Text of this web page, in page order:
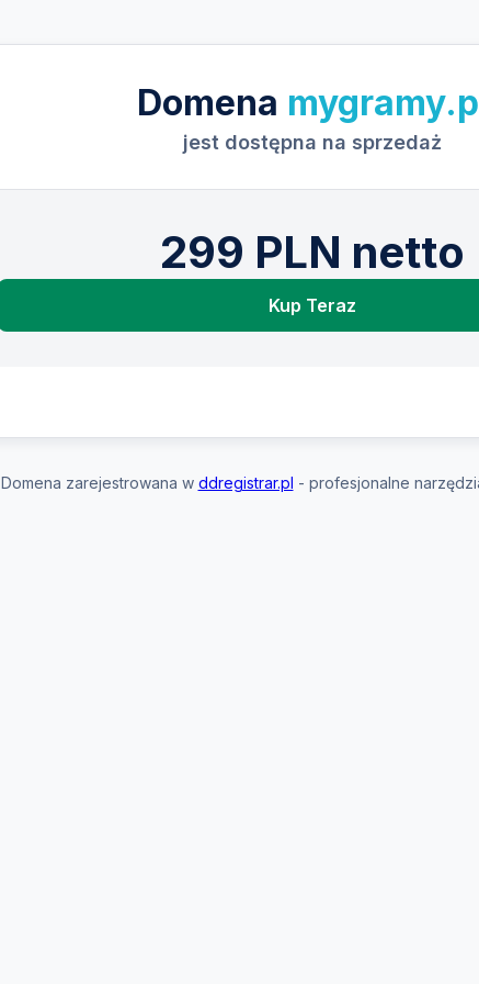
Domena
jest dostępna na sprzedaż
299 PLN netto
Kup Teraz
Domena zarejestrowana w ddregistrar.pl - profesjonalne